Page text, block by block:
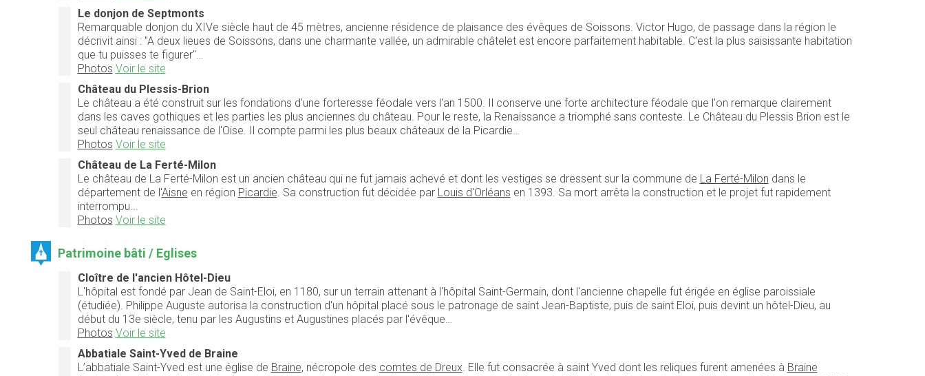
Le donjon de Septmonts
Remarquable donjon du XIVe siècle haut de 45 mètres, ancienne résidence de plaisance des évêques de Soissons. Victor Hugo, de passage dans la région le
décrivit ainsi : "A deux lieues de Soissons, dans une charmante vallée, un admirable châtelet est encore parfaitement habitable. C'est la plus saisissante habitation
que tu puisses te figurer"…
Photos Voir le site
Château du Plessis-Brion
Le château a été construit sur les fondations d'une forteresse féodale vers l'an 1500. Il conserve une forte architecture féodale que l'on remarque clairement
dans les caves gothiques et les parties les plus anciennes du château. Pour le reste, la Renaissance a triomphé sans conteste. Le Château du Plessis Brion est le
seul château renaissance de l'Oise. Il compte parmi les plus beaux châteaux de la Picardie…
Photos Voir le site
Château de La Ferté-Milon
Le château de La Ferté-Milon est un ancien château qui ne fut jamais achevé et dont les vestiges se dressent sur la commune de La Ferté-Milon dans le
département de l'Aisne en région Picardie . Sa construction fut décidée par Louis d'Orléans en 1393. Sa mort arrêta la construction et le projet fut rapidement
interrompu...
Photos Voir le site
Patrimoine bâti / Eglises
Cloître de l'ancien Hôtel-Dieu
L'hôpital est fondé par Jean de Saint-Eloi, en 1180, sur un terrain attenant à l'hôpital Saint-Germain, dont l'ancienne chapelle fut érigée en église paroissiale
(étudiée). Philippe Auguste autorisa la construction d'un hôpital placé sous le patronage de saint Jean-Baptiste, puis de saint Eloi, puis devint un hôtel-Dieu, au
début du 13e siècle, tenu par les Augustins et Augustines placés par l'évêque…
Photos Voir le site
Abbatiale Saint-Yved de Braine
L’abbatiale Saint-Yved est une église de Braine, nécropole des comtes de Dreux . Elle fut consacrée à saint Yved dont les reliques furent amenées à Braine